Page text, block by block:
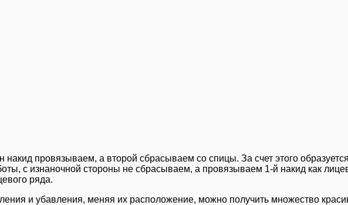
провязываем, а второй сбрасываем со спицы. За счет этого
с изнаночной стороны не сбрасываем, а провязываем 1-й накид как
ряда.
и убавления, меняя их расположение, можно получить множество